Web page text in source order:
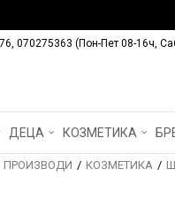
070275363 (Пон-Пет 08-16ч,
ДЕЦА КОЗМЕТИКА
ПРОИЗВОДИ КОЗМЕТИКА